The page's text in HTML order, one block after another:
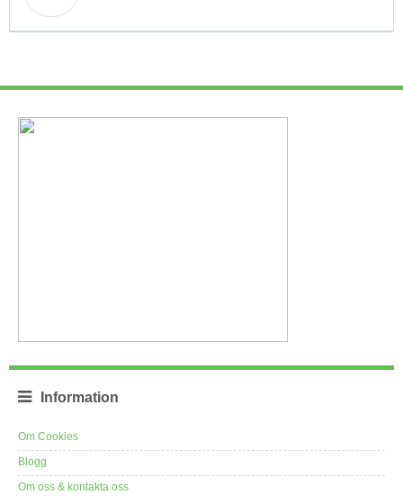
Information
Om Cookies
Blogg
Om oss & kontakta oss